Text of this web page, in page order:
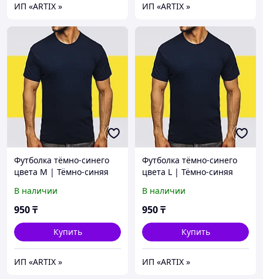
ИП «ARTIX » ИП «ARTIX »
Футболка тёмно-синего
цвета M | Тёмно-синяя
плотности) | Футболка
хлопок
В наличии
950₸
Купить
ИП «ARTIX »
Футболка тёмно-синего
цвета L | Тёмно-синяя
плотности) | Футболка
хлопок
В наличии
950₸
Купить
ИП «ARTIX »